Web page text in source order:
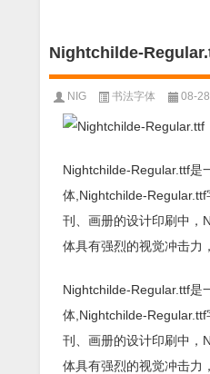
Nightchilde-
NIG 书法字体 08-28
Nightchilde-Regular.ttf是
体,Nightchilde-
刊、画册的设计印刷中，
体具有强烈的视觉冲击力
Nightchilde-Regular.ttf是
体,Nightchilde-
刊、画册的设计印刷中，
体具有强烈的视觉冲击力